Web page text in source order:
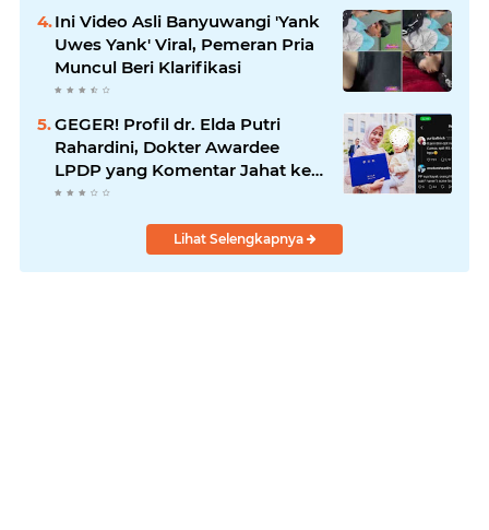
Ini Video Asli Banyuwangi 'Yank
Uwes Yank' Viral, Pemeran Pria
Muncul Beri Klarifikasi
GEGER! Profil dr. Elda Putri
Rahardini, Dokter Awardee
LPDP yang Komentar Jahat ke
Pasien BPJS
Lihat Selengkapnya